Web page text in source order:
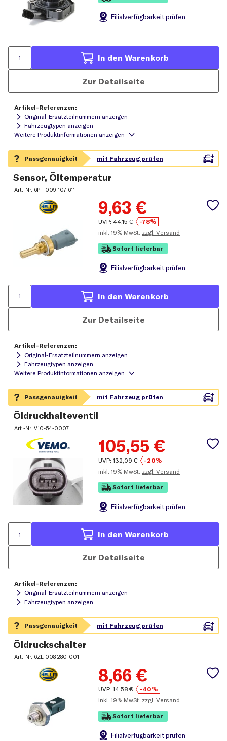
Filialverfügbarkeit prüfen
In den Warenkorb
Zur Detailseite
Artikel-Referenzen:
Original-Ersatzteilnummern anzeigen
Fahrzeugtypen anzeigen
Sensor, Öltemperatur
Art.-Nr. 6PT 009 107-611
9,63 €
UVP: 44,15 €
-78%
inkl. 19% MwSt. zzgl. Versand
Sofort lieferbar
Filialverfügbarkeit prüfen
In den Warenkorb
Zur Detailseite
Artikel-Referenzen:
Original-Ersatzteilnummern anzeigen
Fahrzeugtypen anzeigen
Öldruckhalteventil
Art.-Nr.V10-54-0007
105,55 €
UVP:132,09 €
-20%
inkl. 19% MwSt. zzgl. Versand
Sofort lieferbar
Filialverfügbarkeit prüfen
In den Warenkorb
Zur Detailseite
Artikel-Referenzen:
Original-Ersatzteilnummern anzeigen
Fahrzeugtypen anzeigen
Öldruckschalter
Art.-Nr. 6ZL 008 280-001
8,66 €
UVP:14,58 €
-40%
inkl. 19% MwSt. zzgl. Versand
Sofort lieferbar
Filialverfügbarkeit prüfen